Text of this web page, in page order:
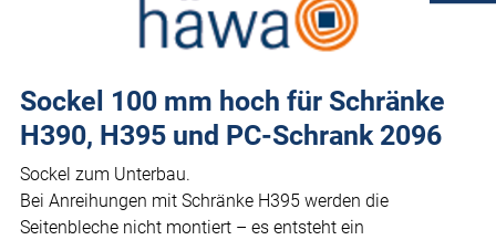
Sockel 100 mm hoch für Schränke
H390, H395 und PC-Schrank 2096
Sockel zum Unterbau.
Bei Anreihungen mit Schränke H395 werden die
Seitenbleche nicht montiert – es entsteht ein